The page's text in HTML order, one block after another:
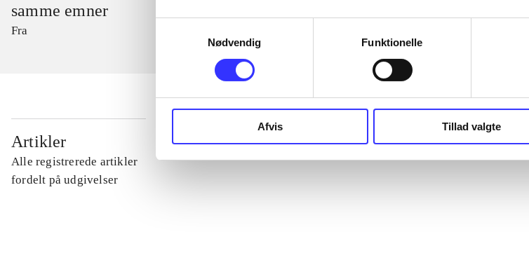
Nødvendig
Funktionelle
Afvis Tillad valgte
samme emner
Fra
Artikler
Alle registrerede artikler
fordelt på udgivelser